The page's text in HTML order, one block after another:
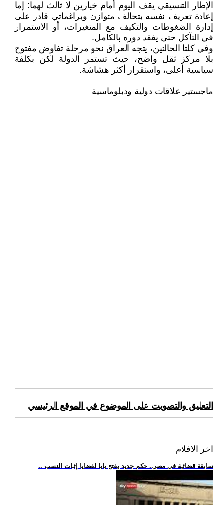
الإطار التنسيقي يقف اليوم أمام خيارين لا ثالث لهما: إما
إعادة تعريف نفسه بتحالف متوازن وبراغماتي قادر على
إدارة الضغوطات والتكيف مع المتغيرات، أو الاستمرار
في التآكل حتى يفقد دوره بالكامل.
وفي كلتا الحالتين، يتجه العراق نحو مرحلة تفاوض مفتوح
بلا مركز ثقل واضح، حيث تستمر الدولة لكن بكلفة
سياسية أعلى، واستقرار أكثر هشاشة.
ماجستير علاقات دولية ودبلوماسية
التعليق والتصويت على الموضوع في الموقع الرئيسي
اخر الافلام
.. سابقة قضائية في مصر.. حكم جديد يفتح بابا لقضايا إثبات النسب